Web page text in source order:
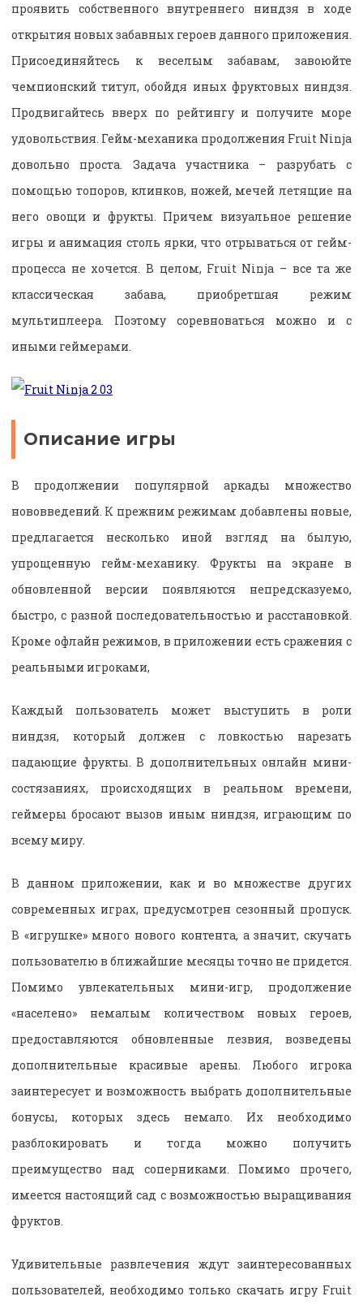
проявить собственного внутреннего ниндзя в ходе
открытия новых забавных героев данного приложения.
Присоединяйтесь к веселым забавам, завоюйте
чемпионский титул, обойдя иных фруктовых ниндзя.
Продвигайтесь вверх по рейтингу и получите море
удовольствия. Гейм-механика продолжения Fruit Ninja
довольно проста. Задача участника – разрубать с
помощью топоров, клинков, ножей, мечей летящие на
него овощи и фрукты. Причем визуальное решение
игры и анимация столь ярки, что отрываться от гейм-
процесса не хочется. В целом, Fruit Ninja – все та же
классическая забава, приобретшая режим
мультиплеера. Поэтому соревноваться можно и с
иными геймерами.
Описание игры
В продолжении популярной аркады множество
нововведений. К прежним режимам добавлены новые,
предлагается несколько иной взгляд на былую,
упрощенную гейм-механику. Фрукты на экране в
обновленной версии появляются непредсказуемо,
быстро, с разной последовательностью и расстановкой.
Кроме офлайн режимов, в приложении есть сражения с
реальными игроками,
Каждый пользователь может выступить в роли
ниндзя, который должен с ловкостью нарезать
падающие фрукты. В дополнительных онлайн мини-
состязаниях, происходящих в реальном времени,
геймеры бросают вызов иным ниндзя, играющим по
всему миру.
В данном приложении, как и во множестве других
современных играх, предусмотрен сезонный пропуск.
В «игрушке» много нового контента, а значит, скучать
пользователю в ближайшие месяцы точно не придется.
Помимо увлекательных мини-игр, продолжение
«населено» немалым количеством новых героев,
предоставляются обновленные лезвия, возведены
дополнительные красивые арены. Любого игрока
заинтересует и возможность выбрать дополнительные
бонусы, которых здесь немало. Их необходимо
разблокировать и тогда можно получить
преимущество над соперниками. Помимо прочего,
имеется настоящий сад с возможностью выращивания
фруктов.
Удивительные развлечения ждут заинтересованных
пользователей, необходимо только скачать игру Fruit